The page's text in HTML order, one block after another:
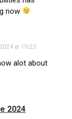
now
в 19:25
alot about
2024